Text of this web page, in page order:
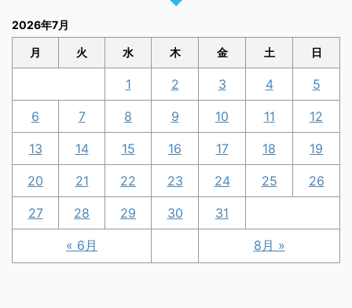
2026年7月
月 火 水 木 金 土 日
« 6月 8月 »
1 2 3 4 5
6 7 8 9 10 11 12
13 14 15 16 17 18 19
20 21 22 23 24 25 26
27 28 29 30 31